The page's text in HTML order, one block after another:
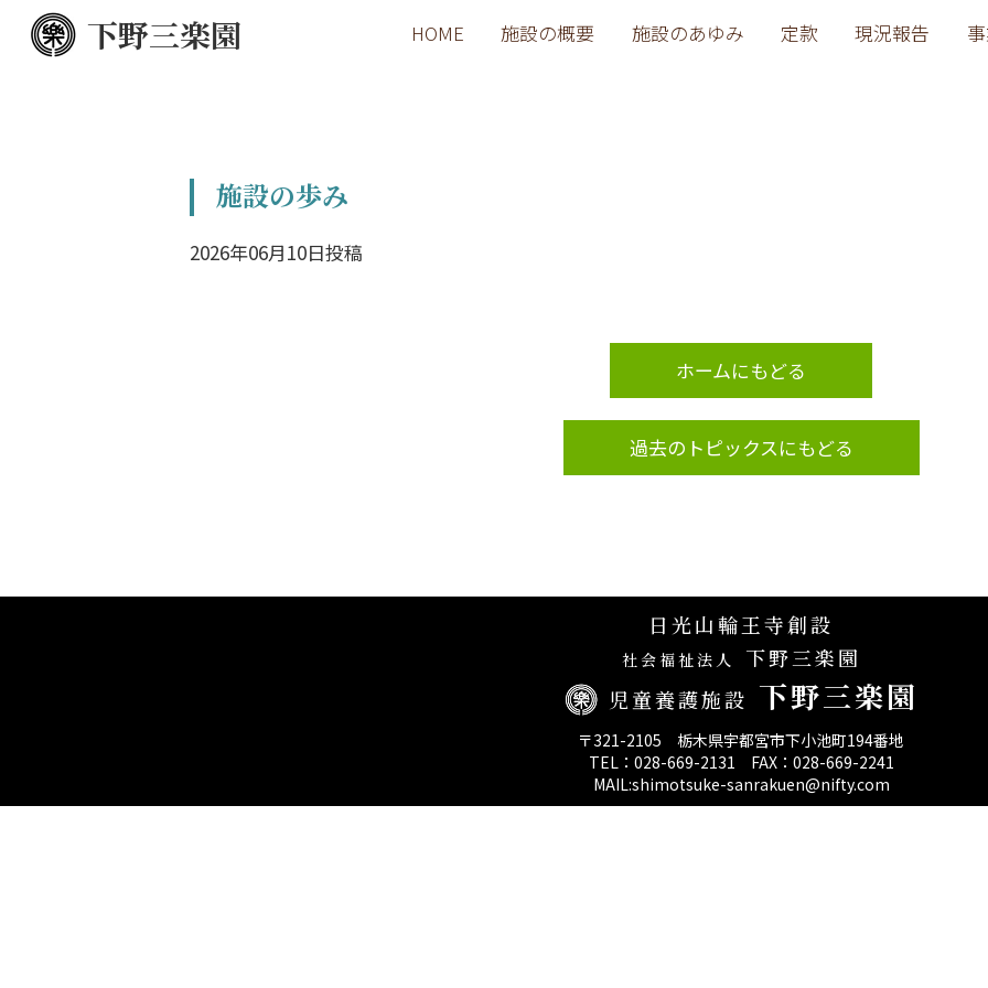
下野三楽園 HOME 施設の概要 施設のあゆみ 定款 現況報告
施設の歩み
2026年06月10日投稿
ホームにもどる
過去のトピックスにもどる
日光山輪王寺創設
社会福祉法人
下野三楽園
児童養護施設 下野三楽園
〒321-2105 栃木県宇都宮市下小池町194番地
TEL：028-669-2131 FAX：028-669-2241
MAIL:shimotsuke-sanrakuen@nifty.com